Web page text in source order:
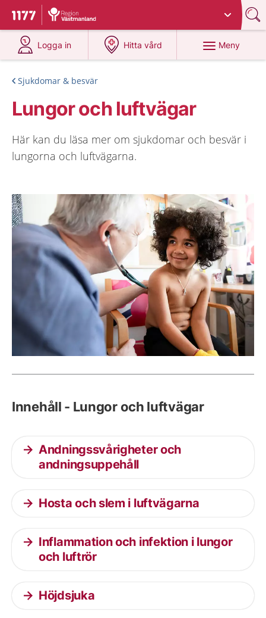
Till startsidan för 1177
Du har valt region
Logga in
på 1177.se
Hitta vård
på 1177.se
Meny
Sjukdomar & besvär
Lungor och luftvägar
Här kan du läsa mer om sjukdomar och besvär i
lungorna och luftvägarna.
Innehåll - Lungor och luftvägar
Andningssvårigheter och
andningsuppehåll
Hosta och slem i luftvägarna
Inflammation och infektion i lungor
och luftrör
Höjdsjuka